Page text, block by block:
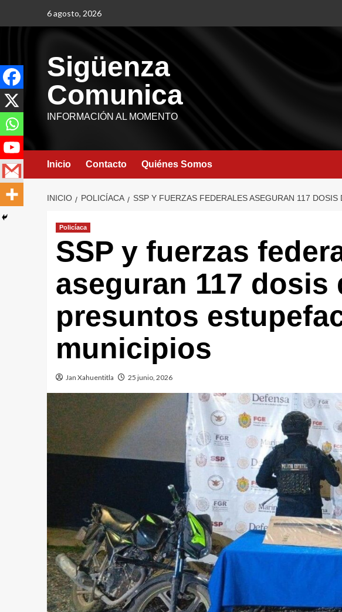
6 agosto, 2026
Sigüenza
Comunica
INFORMACIÓN AL MOMENTO
Inicio Contacto Quiénes Somos
INICIO POLICÍACA SSP Y FUERZAS FEDERALES ASEGURAN 117
Policíaca
SSP y fuerzas
aseguran 117 dosis
presuntos
municipios
Jan Xahuentitla 25 junio, 2026